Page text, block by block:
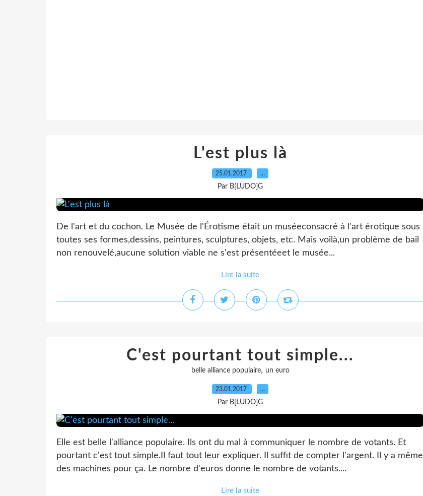
L'est plus là
25.01.2017 …
Par B[LUDO]G
De l'art et du cochon. Le Musée de l'Érotisme était un muséeconsacré à l'art érotique sous
toutes ses formes,dessins, peintures, sculptures, objets, etc. Mais voilà,un problème de bail
non renouvelé,aucune solution viable ne s'est présentéeet le musée...
Lire la suite
C'est pourtant tout simple...
belle alliance populaire, un euro
23.01.2017 …
Par B[LUDO]G
Elle est belle l'alliance populaire. Ils ont du mal à communiquer le nombre de votants. Et
pourtant c'est tout simple.Il faut tout leur expliquer. Il suffit de compter l'argent. Il y a même
des machines pour ça. Le nombre d'euros donne le nombre de votants....
Lire la suite